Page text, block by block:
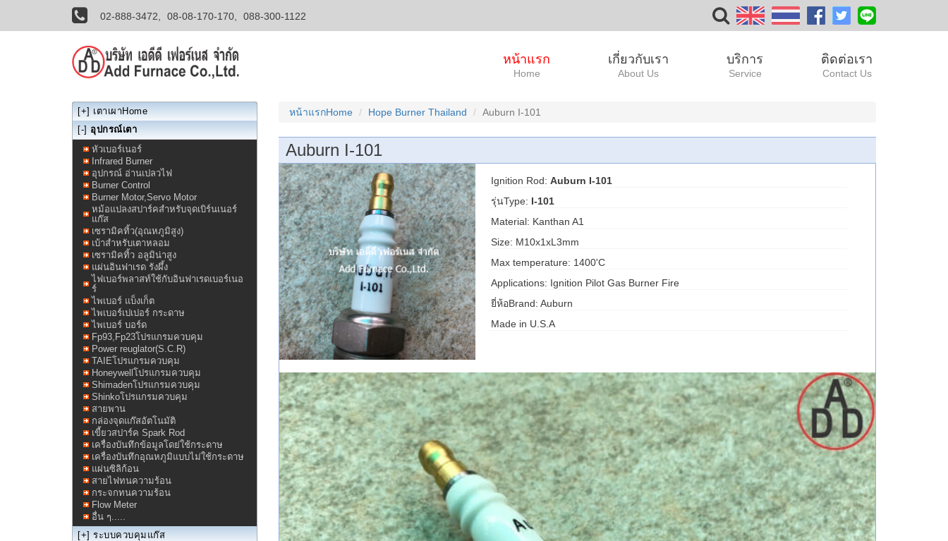
02-888-3472, 08-08-170-170, 088-300-1122
หน้าแรก
Home
เกี่ยวกับเรา
About Us
บริการ
Service
ติดต่อเรา
Contact Us
หน้าแรกHome Hope Burner Thailand Auburn I-101
Auburn I-101
Ignition Rod: Auburn I-101
รุ่นType: I-101
Material: Kanthan A1
Size: M10x1xL3mm
Max temperature: 1400'C
Applications: Ignition Pilot Gas Burner Fire
ยี่ห้อBrand: Auburn
Made in U.S.A
[+] เตาเผาHome
[-] อุปกรณ์เตา
หัวเบอร์เนอร์
Infrared Burner
อุปกรณ์ อ่านเปลวไฟ
Burner Control
Burner Motor,Servo Motor
หม้อแปลงสปาร์คสำหรับจุดเบิร์นเนอร์
แก๊ส
เซรามิคทิ้ว(อุณหภูมิสูง)
เบ้าสำหรับเตาหลอม
เซรามิคทิ้ว อลูมิน่าสูง
แผ่นอินฟาเรด รังผึ้ง
ไฟเบอร์พลาสท์ใช้กับอินฟาเรดเบอร์เนอ
ร์
ไพเบอร์ แบ็งเก็ต
ไพเบอร์เปเปอร์ กระดาษ
ไพเบอร์ บอร์ด
Fp93,Fp23โปรแกรมควบคุม
Power reuglator(S.C.R)
TAIEโปรแกรมควบคุม
Honeywellโปรแกรมควบคุม
Shimadenโปรแกรมควบคุม
Shinkoโปรแกรมควบคุม
สายพาน
กล่องจุดแก๊สอัตโนมัติ
เขี้ยวสปาร์ค Spark Rod
เครื่องบันทึกข้อมูลโดย่ใช้กระดาษ
เครื่องบันทึกอุณหภูมิแบบไม่ใช้กระดาษ
แผ่นซิลิก้อน
สายไฟทนความร้อน
กระจกทนความร้อน
Flow Meter
อื่น ๆ.....
[+] ระบบควบคุมแก๊ส